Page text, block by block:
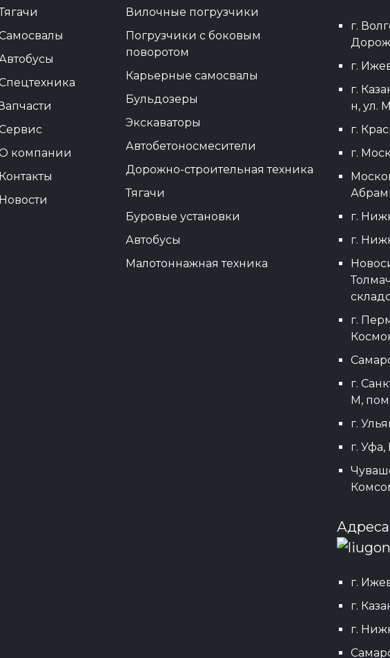
компании
Контакты
Новости
Вилочные погрузчики
Погрузчики с боковым
поворотом
Карьерные самосвалы
Бульдозеры
Экскаваторы
Автобетоносмесители
Дорожно-строительная техника
Тягачи
Буровые установки
Автобусы
Малотоннажная техника
г.
г.
г.
н, ул.
г.
г.
г.
г.
г.
г.
М,
г.
г.
г.
г.
г.